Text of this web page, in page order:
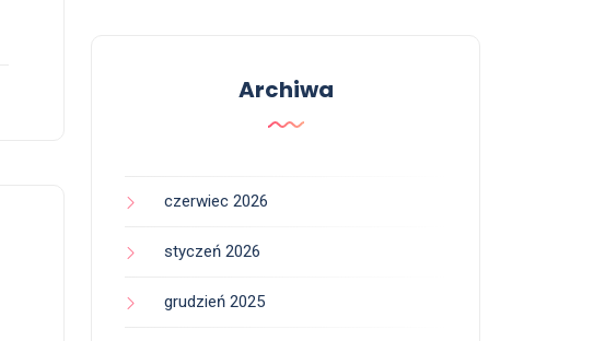
Archiwa
czerwiec 2026
styczeń 2026
grudzień 2025